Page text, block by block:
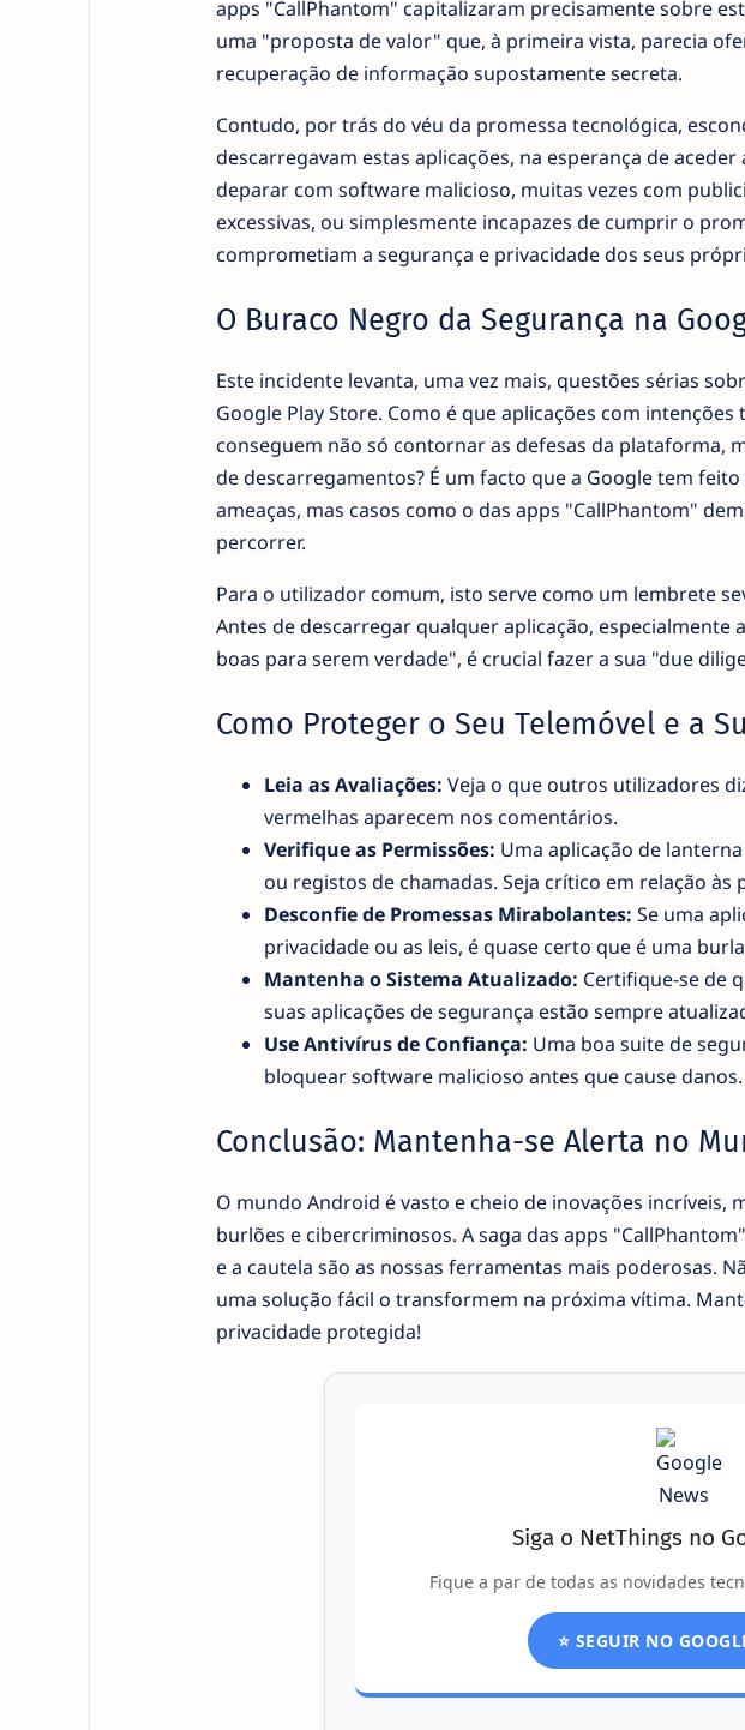
apps "CallPhantom" capitalizaram precisamente sobre
uma "proposta de valor" que, à primeira vista, parecia
recuperação de informação supostamente secreta.
Contudo, por trás do véu da promessa tecnológica,
descarregavam estas aplicações, na esperança de
deparar com software malicioso, muitas vezes com
excessivas, ou simplesmente incapazes de cumprir o
comprometiam a segurança e privacidade dos seus
O Buraco Negro da Segurança na
Este incidente levanta, uma vez mais, questões sérias
Google Play Store. Como é que aplicações com
conseguem não só contornar as defesas da plataforma,
de descarregamentos? É um facto que a Google tem
ameaças, mas casos como o das apps "CallPhantom"
percorrer.
Para o utilizador comum, isto serve como um lembrete
Antes de descarregar qualquer aplicação, especialmente
boas para serem verdade", é crucial fazer a sua "due
Como Proteger o Seu Telemóvel e a
Leia as Avaliações: Veja o que outros utilizadores
vermelhas aparecem nos comentários.
Verifique as Permissões: Uma aplicação de
ou registos de chamadas. Seja crítico em relação às
Desconfie de Promessas Mirabolantes: Se uma
privacidade ou as leis, é quase certo que é uma
Mantenha o Sistema Atualizado: Certifique-se de
suas aplicações de segurança estão sempre
Use Antivírus de Confiança: Uma boa suite de
bloquear software malicioso antes que cause danos.
Conclusão: Mantenha-se Alerta no
O mundo Android é vasto e cheio de inovações incríveis,
burlões e cibercriminosos. A saga das apps
e a cautela são as nossas ferramentas mais poderosas.
uma solução fácil o transformem na próxima vítima.
privacidade protegida!
Siga o NetThings no
Fique a par de todas as novidades
⭐ SEGUIR NO